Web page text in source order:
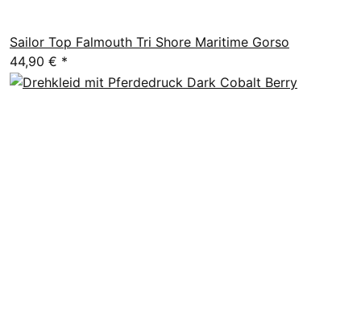
Sailor Top Falmouth Tri Shore Maritime Gorso
44,90 € *